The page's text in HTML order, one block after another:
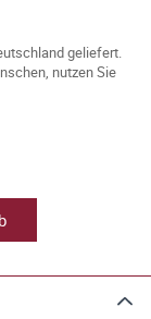
geliefert.
nutzen Sie